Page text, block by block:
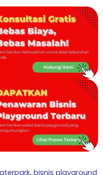
, bisnis playground